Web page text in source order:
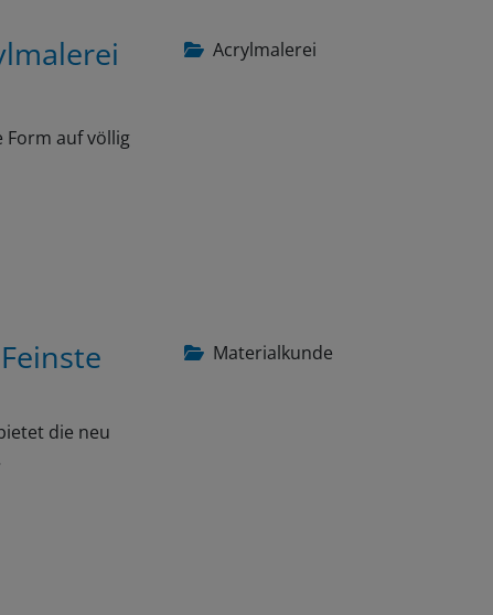
Acrylmalerei
auf völlig
Materialkunde
die neu